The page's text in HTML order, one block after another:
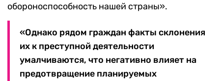
обороноспособность нашей страны».
«Однако рядом граждан факты склонения
их к преступной деятельности
умалчиваются, что негативно влияет на
предотвращение планируемых